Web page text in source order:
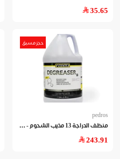
35.65
حجز مسبق
pedros
منظ
ف الدراجة 13 مذيب الشحوم - ٣.٧ لتر
243.91